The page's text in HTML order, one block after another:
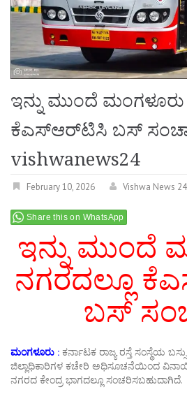
ಇನ್ನು ಮುಂದೆ
ಕೆಎಸ್‌ಆರ್‌ಟಿಸಿ ಬಸ್‌
vishwanews24
February 10, 2026 Vishwa News 24
Share this on WhatsApp
ಇನ್ನು ಮುಂದೆ
ನಗರದಲ್ಲೂ
ಬಸ್‌
ಮಂಗಳೂರು : ಕರ್ನಾಟಕ ರಾಜ್ಯ ರಸ್ತೆ ಸಂಸ್ಥೆಯ
ಜಿಲ್ಲಾಧಿಕಾರಿಗಳ ಕಚೇರಿ ಅಧಿಸೂಚನೆಯಿಂದ
ನಗರದ ಕೇಂದ್ರ ಭಾಗದಲ್ಲೂ ಸಂಚರಿಸಬಹುದಾಗಿದೆ.